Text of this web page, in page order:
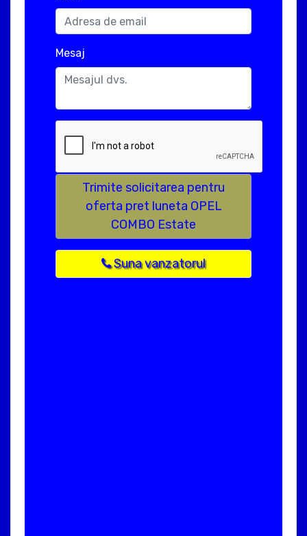
Mesaj
Trimite solicitarea pentru
oferta pret luneta OPEL
COMBO Estate
Suna vanzatorul